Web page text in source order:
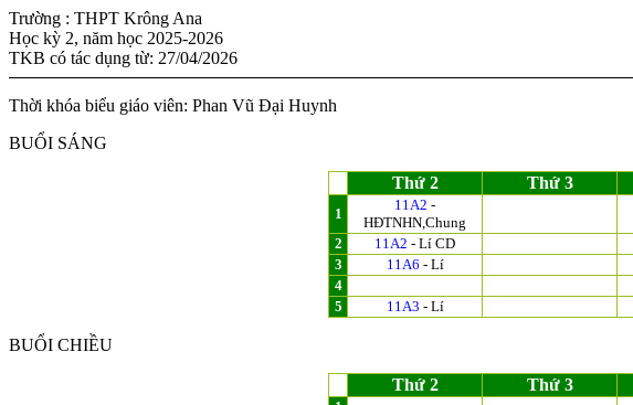
Trường : THPT Krông Ana
Học kỳ 2, năm học 2025-2026
TKB có tác dụng từ: 27/04/2026
Thời khóa biểu giáo viên: Phan Vũ Đại Huynh
BUỔI SÁNG
Thứ 2 Thứ 3
1
11A2 -
HĐTNHN,Chung
2
11A2 - Lí CD
3
11A6 - Lí
4
5
11A3 - Lí
BUỔI CHIỀU
Thứ 2 Thứ 3